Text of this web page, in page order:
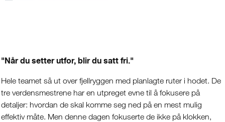
"Når du setter utfor, blir du satt fri."
Hele teamet så ut over fjellryggen med planlagte ruter i hodet. De
tre verdensmestrene har en utpreget evne til å fokusere på
detaljer: hvordan de skal komme seg ned på en mest mulig
effektiv måte. Men denne dagen fokuserte de ikke på klokken,